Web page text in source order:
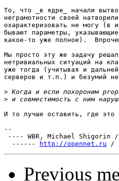
То, что _в ядре_ начали
неграмотности своей
охарактеризовать не могу (в
бывают параметры,
какое-то уже полное).
Мы просто эту же задачу
нетривиальных ситуаций на
уже тогда (учитывая и
серверов и т.п.) и безумий не
>
>
И то лучше оставить, где это
--
---- WBR, Michael Shigorin /
------
http://opennet.ru /
Previous